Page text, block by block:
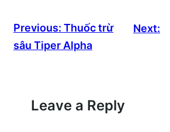
Previous: Thuốc trừ
sâu Tiper Alpha
Next:
Leave a Reply